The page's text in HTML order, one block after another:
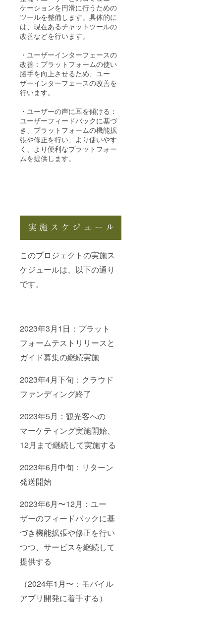
ケーションを円滑に行うための
ツールを整備します。具体的に
は、現在あるチャットツールの
改善などを行います。
・ユーザーインターフェースの
改善：プラットフォームの使い
勝手を向上させるため、ユー
ザーインターフェースの改善を
行います。
・ユーザーの声に耳を傾ける：
ユーザーフィードバックに基づ
き、プラットフォームの機能拡
張や修正を行い、より使いやす
く、より便利なプラットフォー
ムを提供します。
このプロジェクトの実施ス
ケジュールは、以下の通り
です。
2023年3月1日：プラット
フォームテストリリースと
ガイド募集の継続実施
2023年4月下旬：クラウド
ファンディング終了
2023年5月：観光客への
マーケティング実施開始、
12月まで継続して実施する
2023年6月中旬：リターン
発送開始
2023年6月〜12月：ユー
ザーのフィードバックに基
づき機能拡張や修正を行い
つつ、サービスを継続して
提供する
（2024年1月〜：モバイル
アプリ開発に着手する）